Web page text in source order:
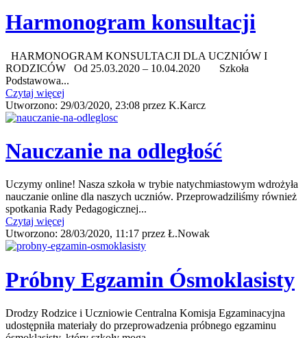
Harmonogram konsultacji
HARMONOGRAM KONSULTACJI DLA UCZNIÓW I
RODZICÓW Od 25.03.2020 – 10.04.2020 Szkoła
Podstawowa...
Czytaj więcej
Utworzono: 29/03/2020, 23:08 przez K.Karcz
Nauczanie na odległość
Uczymy online! Nasza szkoła w trybie natychmiastowym wdrożyła
nauczanie online dla naszych uczniów. Przeprowadziliśmy również
spotkania Rady Pedagogicznej...
Czytaj więcej
Utworzono: 28/03/2020, 11:17 przez Ł.Nowak
Próbny Egzamin Ósmoklasisty
Drodzy Rodzice i Uczniowie Centralna Komisja Egzaminacyjna
udostępniła materiały do przeprowadzenia próbnego egzaminu